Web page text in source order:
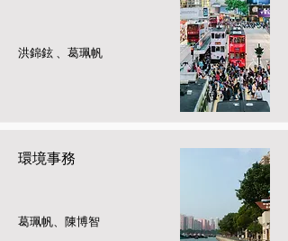
洪錦鉉 、葛珮帆
環境事務
葛珮帆、陳博智